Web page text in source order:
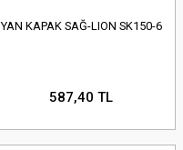
YAN KAPAK SAĞ-LION SK150-6
587,40 TL